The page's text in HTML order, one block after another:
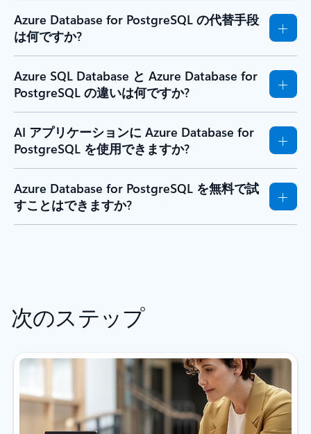
Azure Database for PostgreSQL の代替手段
は何ですか?
Azure SQL Database と Azure Database for
PostgreSQL の違いは何ですか?
AI アプリケーションに Azure Database for
PostgreSQL を使用できますか?
Azure Database for PostgreSQL を無料で試
すことはできますか?
次のステップ